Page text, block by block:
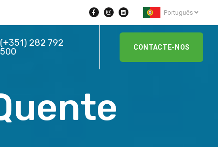
Português
(+351) 282 792
500
CONTACTE-NOS